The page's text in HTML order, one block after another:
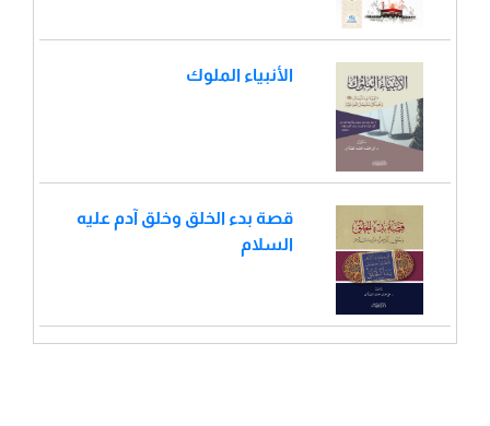
الأنبياء الملوك
قصة بدء الخلق وخلق آدم عليه
السلام